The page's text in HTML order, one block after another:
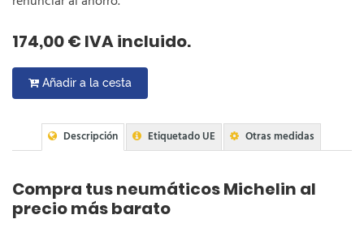
174,00 € IVA incluido.
Añadir a la cesta
Descripción Etiquetado UE Otras medidas
Compra tus neumáticos Michelin al
precio más barato